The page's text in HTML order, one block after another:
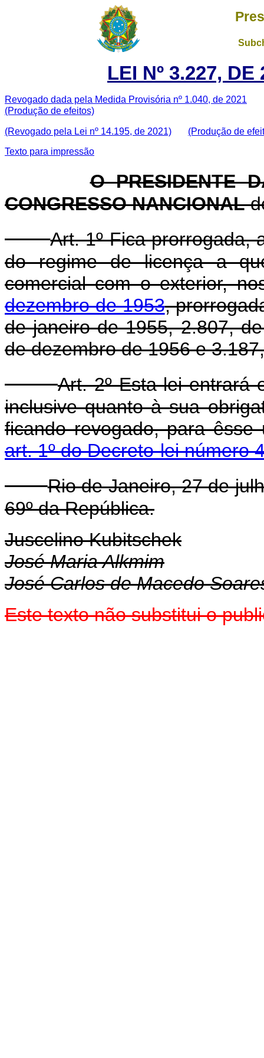
LEI Nº 3.227,
Revogado dada pela Medida Provisória nº 1.040, de 2021
(Produção de efeitos)
(Revogado pela Lei nº 14.195, de 2021)
(Produção de
Texto para impressão
O PRESIDENTE
CONGRESSO NANCIONAL
Art. 1º Fica prorrogada,
do regime de licença a
comercial com o exterior,
dezembro de 1953,
de janeiro de 1955, 2.807,
de dezembro de 1956 e
Art. 2º Esta lei entrará
inclusive quanto à sua
ficando revogado, para
art. 1º do Decreto-lei número
Rio de Janeiro, 27 de
69º da República.
Juscelino Kubitschek
José Maria Alkmim
José Carlos de Macedo
Este texto não substitui o